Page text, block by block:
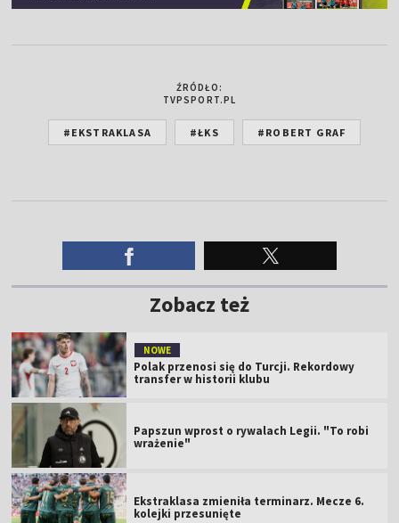
ŹRÓDŁO:
TVPSPORT.PL
#EKSTRAKLASA #ŁKS #ROBERT GRAF
Zobacz też
NOWE
Polak przenosi się do Turcji. Rekordowy
transfer w historii klubu
Papszun wprost o rywalach Legii. "To robi
wrażenie"
Ekstraklasa zmieniła terminarz. Mecze 6.
kolejki przesunięte